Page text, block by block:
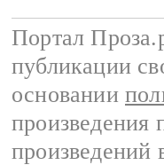
Портал
публикации
основании
произведения
произведений